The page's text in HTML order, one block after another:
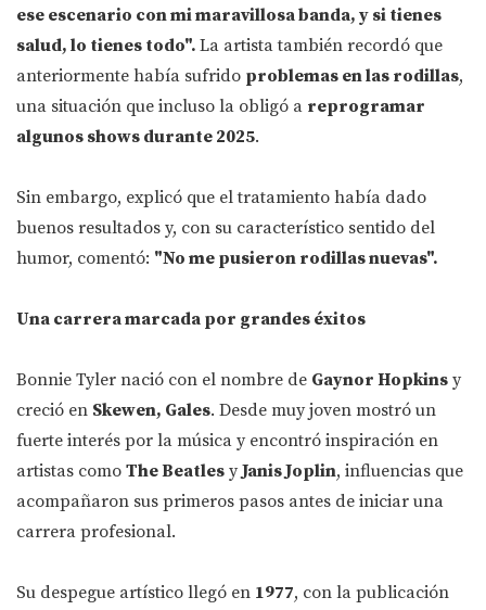
ese escenario con mi maravillosa banda, y si tienes
salud, lo tienes todo". La artista también recordó que
anteriormente había sufrido problemas en las rodillas,
una situación que incluso la obligó a reprogramar
algunos shows durante 2025.
Sin embargo, explicó que el tratamiento había dado
buenos resultados y, con su característico sentido del
humor, comentó: "No me pusieron rodillas nuevas".
Una carrera marcada por grandes éxitos
Bonnie Tyler nació con el nombre de Gaynor Hopkins y
creció en Skewen, Gales. Desde muy joven mostró un
fuerte interés por la música y encontró inspiración en
artistas como The Beatles yJanis Joplin, influencias que
acompañaron sus primeros pasos antes de iniciar una
carrera profesional.
Su despegue artístico llegó en 1977, con la publicación